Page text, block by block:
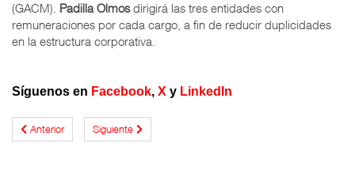
(GACM). Padilla Olmosdirigirá las tres entidades con
remuneraciones por cada cargo, a fin de reducir duplicidades
en la estructura corporativa.
Síguenos en Facebook, X y LinkedIn
Anterior Siguiente